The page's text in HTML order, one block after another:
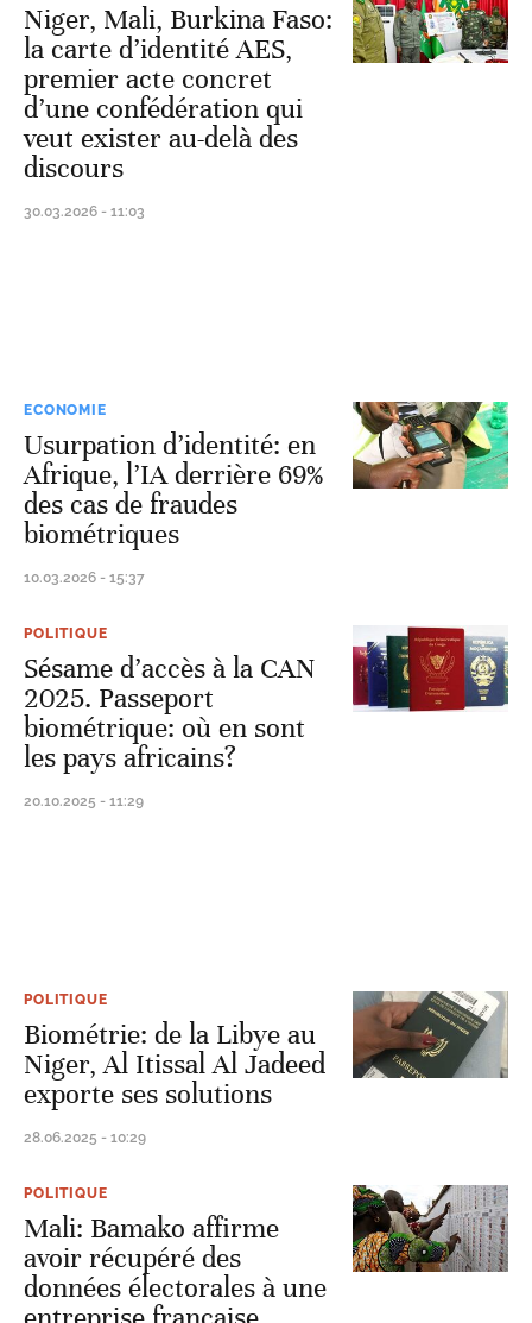
Niger, Mali, Burkina Faso:
la carte d’identité AES,
premier acte concret
d’une confédération qui
veut exister au-delà des
discours
30.03.2026 - 11:03
ECONOMIE
Usurpation d’identité: en
Afrique, l’IA derrière 69%
des cas de fraudes
biométriques
10.03.2026 - 15:37
POLITIQUE
Sésame d’accès à la CAN
2025. Passeport
biométrique: où en sont
les pays africains?
20.10.2025 - 11:29
POLITIQUE
Biométrie: de la Libye au
Niger, Al Itissal Al Jadeed
exporte ses solutions
28.06.2025 - 10:29
POLITIQUE
Mali: Bamako affirme
avoir récupéré des
données électorales à une